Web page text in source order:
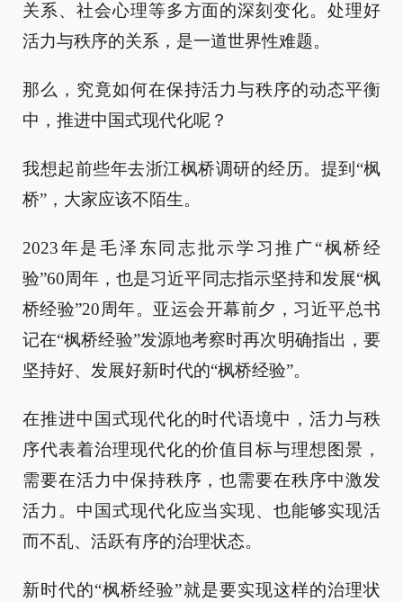
关系、社会心理等多方面的深刻变化。处理好
活力与秩序的关系，是一道世界性难题。
那么，究竟如何在保持活力与秩序的动态平衡
中，推进中国式现代化呢？
我想起前些年去浙江枫桥调研的经历。提到“枫
桥”，大家应该不陌生。
2023年是毛泽东同志批示学习推广“枫桥经
验”60周年，也是习近平同志指示坚持和发展“枫
桥经验”20周年。亚运会开幕前夕，习近平总书
记在“枫桥经验”发源地考察时再次明确指出，要
坚持好、发展好新时代的“枫桥经验”。
在推进中国式现代化的时代语境中，活力与秩
序代表着治理现代化的价值目标与理想图景，
需要在活力中保持秩序，也需要在秩序中激发
活力。中国式现代化应当实现、也能够实现活
而不乱、活跃有序的治理状态。
新时代的“枫桥经验”就是要实现这样的治理状